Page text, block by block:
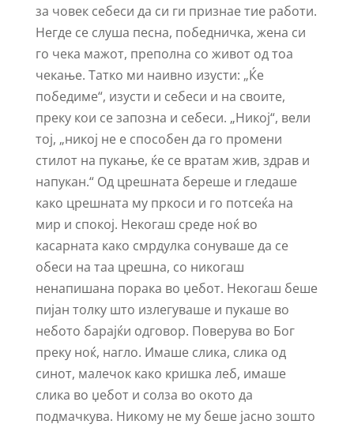
за човек себеси да си ги признае тие работи.
Негде се слуша песна, победничка, жена си
го чека мажот, преполна со живот од тоа
чекање. Татко ми наивно изусти: „Ќе
победиме“, изусти и себеси и на своите,
преку кои се запозна и себеси. „Никој“, вели
тој, „никој не е способен да го промени
стилот на пукање, ќе се вратам жив, здрав и
напукан.“ Од црешната береше и гледаше
како црешната му пркоси и го потсеќа на
мир и спокој. Некогаш среде ноќ во
касарната како смрдулка сонуваше да се
обеси на таа црешна, со никогаш
ненапишана порака во џебот. Некогаш беше
пијан толку што излегуваше и пукаше во
небото барајќи одговор. Поверува во Бог
преку ноќ, нагло. Имаше слика, слика од
синот, малечок како кришка леб, имаше
слика во џебот и солза во окото да
подмачкува. Никому не му беше јасно зошто